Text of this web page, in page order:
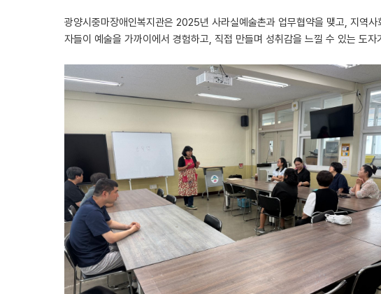
광양시중마장애인복지관은 2025년 사라실예술촌과 업무협약을 맺고, 지역
자들이 예술을 가까이에서 경험하고, 직접 만들며 성취감을 느낄 수 있는 도